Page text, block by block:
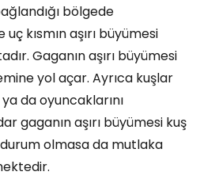
bölgede
kısmın aşırı büyümesi
Gaganın aşırı büyümesi
yol açar. Ayrıca kuşlar
da oyuncaklarını
gaganın aşırı büyümesi kuş
olmasa da mutlaka